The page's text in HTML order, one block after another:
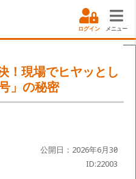
ログイン メニュー
！現場でヒヤッとし
」の秘密
公開日：2026年6月30日
ID:22003